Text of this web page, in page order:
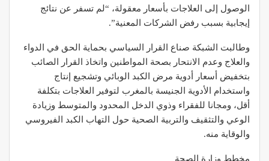
الوصول إلى العلاجات بأسعار معقولة، “لم تسفر عن نتائج
إيجابية بسبب رفض الشركات المعنية”.
وطالبت الشبكة صناع القرار السياسي بحماية الحق في الدواء
والعلاج وعدم الانتحار بصحة المواطنين واتخاذ القرار الصائب
بتخفيض أسعار أدوية مرض الكبد الوبائي وتشجيع إنتاج
واستخدام الأدوية الجنيسة بالمغرب لتوفير العلاجات بتكلفة
أقل، ومجانا للفقراء وذوي الدخل المحدود والمتوسط وزيادة
الوعي والتثقيف والتربية الصحية حول التهاب الكبد الفيروسي
والوقاية منه.
مخطط وزارة الصحة